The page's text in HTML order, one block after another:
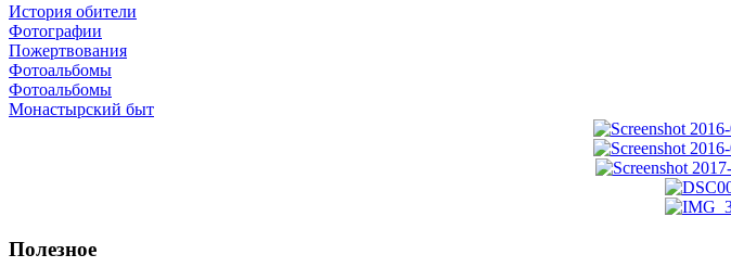
История обители
Фотографии
Пожертвования
Фотоальбомы
Фотоальбомы
Монастырский быт
Полезное